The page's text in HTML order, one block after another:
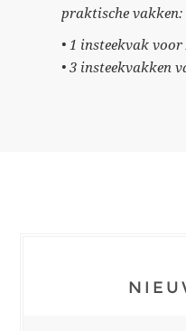
praktische vakken:
• 1 insteekvak
• 3 insteekvakken